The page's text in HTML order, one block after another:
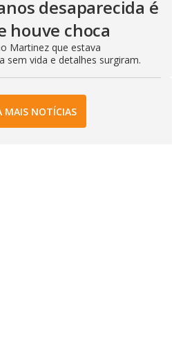
desaparecida é
houve choca
Martinez que estava
sem vida e detalhes surgiram.
MAIS NOTÍCIAS